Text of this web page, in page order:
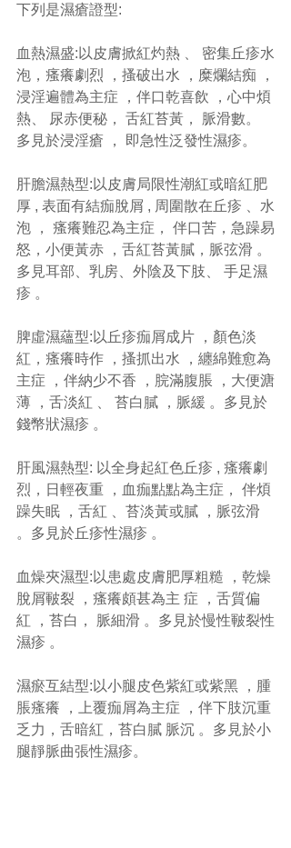
下列是濕瘡證型:
血熱濕盛:以皮膚掀紅灼熱 、 密集丘疹水
泡，瘙癢劇烈 ，搔破出水 ，糜爛結痴 ，
浸淫遍體為主症 ，伴口乾喜飲 ，心中煩
熱、 尿赤便秘， 舌紅苔黃， 脈滑數。
多見於浸淫瘡 ， 即急性泛發性濕疹。
肝膽濕熱型:以皮膚局限性潮紅或暗紅肥
厚 , 表面有結痂脫屑 , 周圍散在丘疹 、水
泡 ， 瘙癢難忍為主症， 伴口苦，急躁易
怒，小便黃赤 ，舌紅苔黃膩，脈弦滑 。
多見耳部、乳房、外陰及下肢、 手足濕
疹 。
脾虛濕蘊型:以丘疹痂屑成片 ，顏色淡
紅，瘙癢時作 ，搔抓出水 ，纏綿難愈為
主症 ，伴納少不香 ，脘滿腹脹 ，大便溏
薄 ，舌淡紅 、 苔白膩 ，脈緩 。多見於
錢幣狀濕疹 。
肝風濕熱型: 以全身起紅色丘疹 , 瘙癢劇
烈，日輕夜重 ，血痂點點為主症， 伴煩
躁失眠 ，舌紅 、苔淡黃或膩 ，脈弦滑
。多見於丘疹性濕疹 。
血燥夾濕型:以患處皮膚肥厚粗糙 ，乾燥
脫屑皸裂 ，瘙癢頗甚為主 症 ，舌質偏
紅 ，苔白， 脈細滑 。多見於慢性皸裂性
濕疹 。
濕瘀互結型:以小腿皮色紫紅或紫黑 ，腫
脹瘙癢 ，上覆痂屑為主症 ，伴下肢沉重
乏力，舌暗紅，苔白膩 脈沉 。多見於小
腿靜脈曲張性濕疹。